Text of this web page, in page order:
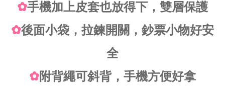
✿手機加上皮套也放得下，雙層保護
✿後面小袋，拉鍊開關，鈔票小物好安
全
✿附背繩可斜背，手機方便好拿